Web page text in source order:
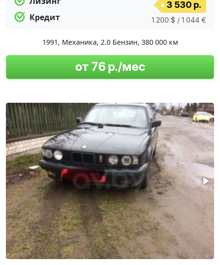
Кредит
3 530 р.
1 200 $ / 1 044 €
1991, Механика, 2.0 Бензин, 380 000 км
от 76 р./мес